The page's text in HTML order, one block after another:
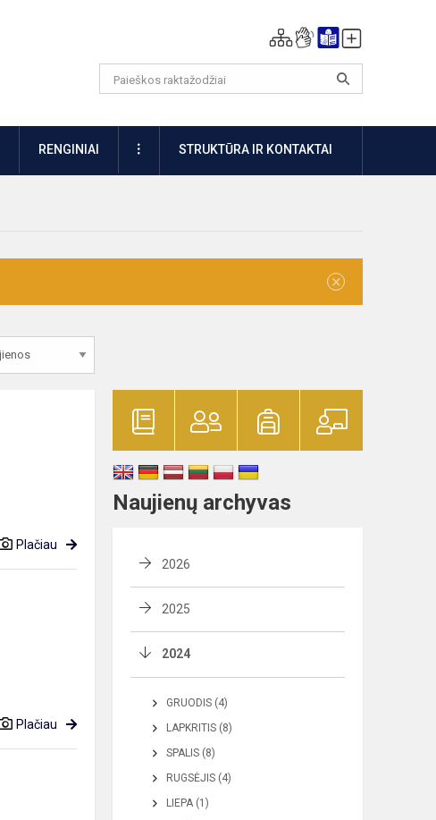
RENGINIAI DAUGIAUSTRUKTŪRA IR KONTAKTAI
×
Plačiau
Plačiau
Naujienų archyvas
2026
2025
2024
GRUODIS (4)
LAPKRITIS (8)
SPALIS (8)
RUGSĖJIS (4)
LIEPA (1)